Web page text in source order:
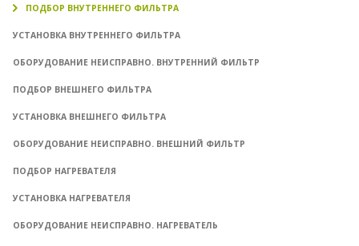
ПОДБОР ВНУТРЕННЕГО ФИЛЬТРА
УСТАНОВКА ВНУТРЕННЕГО ФИЛЬТРА
ОБОРУДОВАНИЕ НЕИСПРАВНО. ВНУТРЕННИЙ ФИЛЬТР
ПОДБОР ВНЕШНЕГО ФИЛЬТРА
УСТАНОВКА ВНЕШНЕГО ФИЛЬТРА
ОБОРУДОВАНИЕ НЕИСПРАВНО. ВНЕШНИЙ ФИЛЬТР
ПОДБОР НАГРЕВАТЕЛЯ
УСТАНОВКА НАГРЕВАТЕЛЯ
ОБОРУДОВАНИЕ НЕИСПРАВНО. НАГРЕВАТЕЛЬ